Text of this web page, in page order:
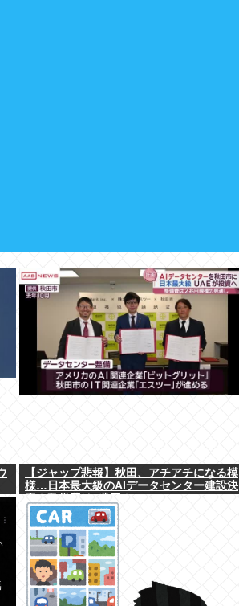
【ジャップ悲報】秋田、アチアチになる模
様…日本最大級のAIデータセンター建設決